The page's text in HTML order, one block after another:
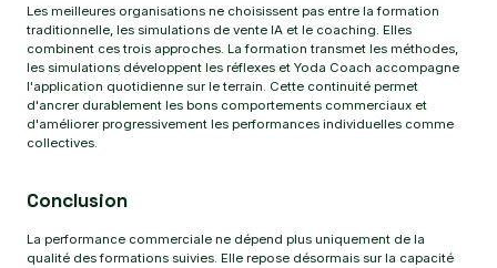
Les meilleures organisations ne choisissent pas entre la formation
traditionnelle, les simulations de vente IA et le coaching. Elles
combinent ces trois approches. La formation transmet les méthodes,
les simulations développent les réflexes et Yoda Coach accompagne
l'application quotidienne sur le terrain. Cette continuité permet
d'ancrer durablement les bons comportements commerciaux et
d'améliorer progressivement les performances individuelles comme
collectives.
Conclusion
La performance commerciale ne dépend plus uniquement de la
qualité des formations suivies. Elle repose désormais sur la capacité